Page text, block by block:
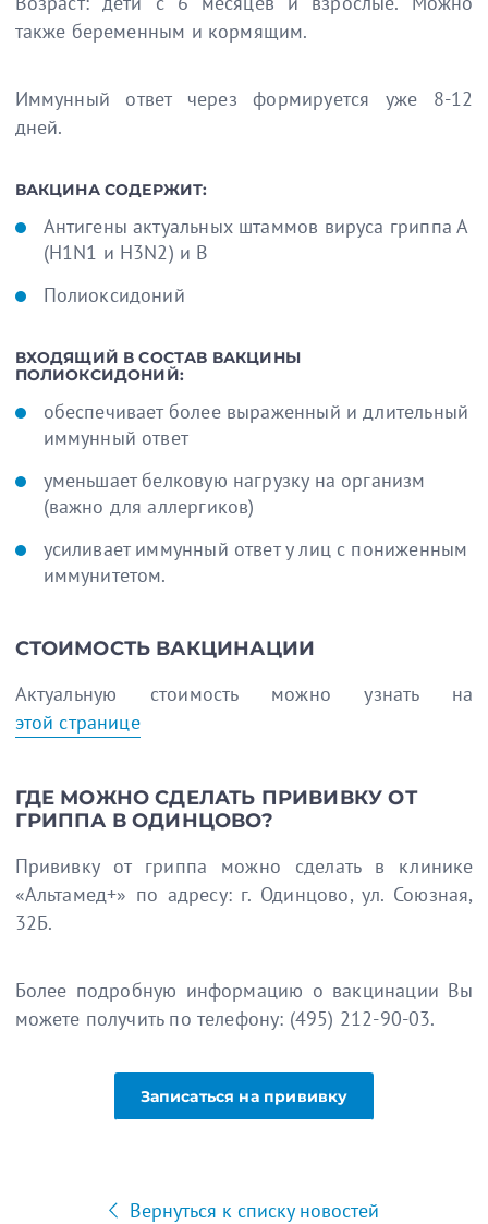
также беременным и кормящим.
Иммунный ответ через формируется уже 8-12
дней.
ВАКЦИНА СОДЕРЖИТ:
Антигены актуальных штаммов вируса гриппа А
(H1N1 и H3N2) и B
Полиоксидоний
ВХОДЯЩИЙ В СОСТАВ ВАКЦИНЫ
ПОЛИОКСИДОНИЙ:
обеспечивает более выраженный и длительный
иммунный ответ
уменьшает белковую нагрузку на организм
(важно для аллергиков)
усиливает иммунный ответ у лиц с пониженным
иммунитетом.
СТОИМОСТЬ ВАКЦИНАЦИИ
Актуальную стоимость можно узнать на
этой странице
ГДЕ МОЖНО СДЕЛАТЬ ПРИВИВКУ ОТ
ГРИППА В ОДИНЦОВО?
Прививку от гриппа можно сделать в клинике
«Альтамед+» по адресу: г. Одинцово, ул. Союзная,
32Б.
Более подробную информацию о вакцинации Вы
можете получить по телефону: (495) 212-90-03.
Записаться на прививку
Вернуться к списку новостей